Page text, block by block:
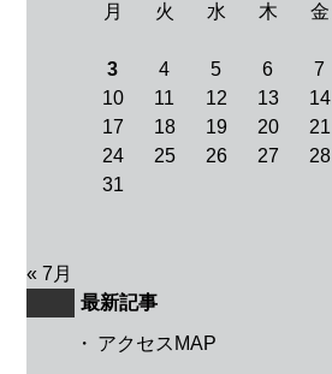
月
火 水 木 金
3
4 5 6 7
10
11 12 13 14
17
18 19 20 21
24
25 26 27 28
31
« 7月
最新記事
・ アクセスMAP